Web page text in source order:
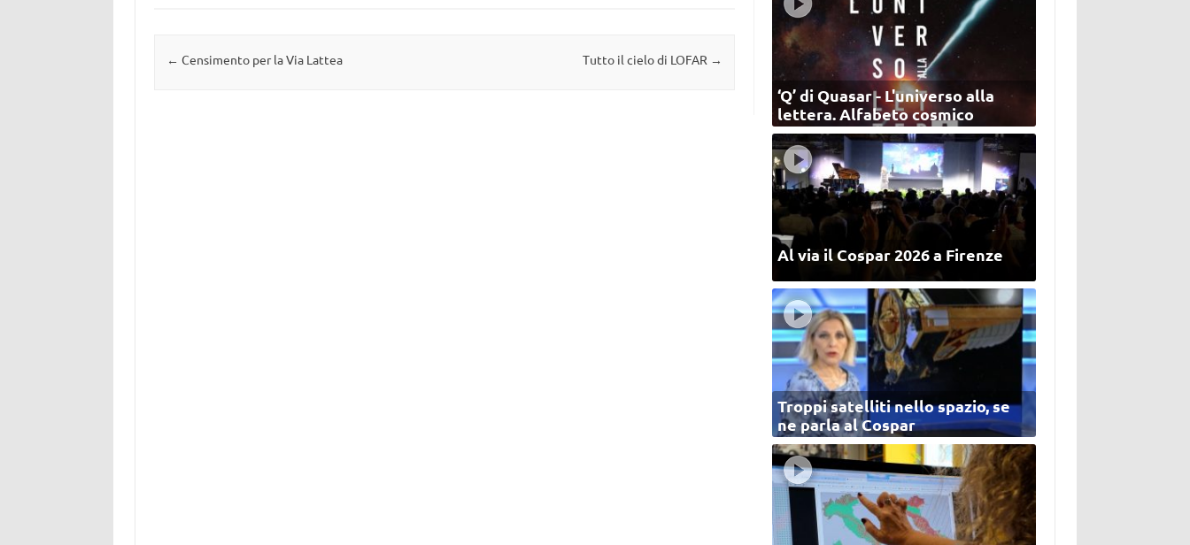
Navigazione articolo
← Censimento per la Via Lattea Tutto il cielo di LOFAR →
‘Q’ di Quasar - L'universo alla
lettera. Alfabeto cosmico
Al via il Cospar 2026 a Firenze
Troppi satelliti nello spazio, se
ne parla al Cospar